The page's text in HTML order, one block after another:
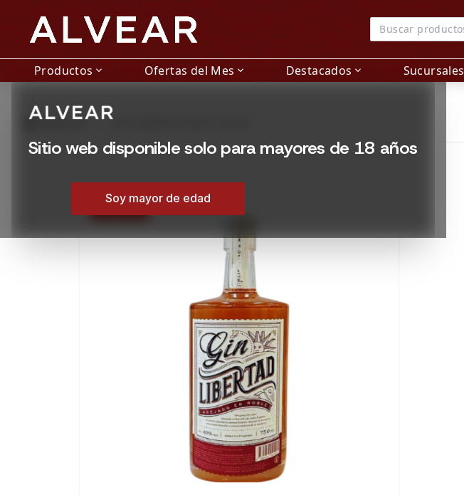
Productos expand_more Ofertas del Mes expand_more Destacados expand_more Sucursales
Sitio web disponible solo para mayores de 18 años
Soy mayor de edad
grid_view Productos GIN LIBERTAD ROBLE 750 ML
15% OFF